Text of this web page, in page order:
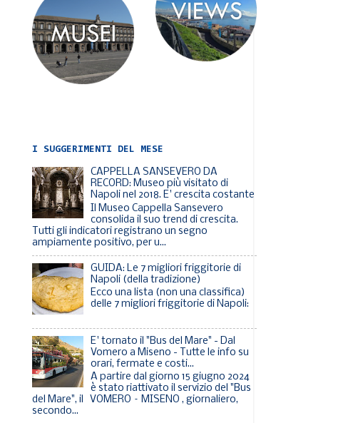
I SUGGERIMENTI DEL MESE
CAPPELLA SANSEVERO DA
RECORD: Museo più visitato di
Napoli nel 2018. E' crescita costante
Il Museo Cappella Sansevero
consolida il suo trend di crescita.
Tutti gli indicatori registrano un segno
ampiamente positivo, per u...
GUIDA: Le 7 migliori friggitorie di
Napoli (della tradizione)
Ecco una lista (non una classifica)
delle 7 migliori friggitorie di Napoli:
E' tornato il "Bus del Mare" - Dal
Vomero a Miseno - Tutte le info su
orari, fermate e costi...
A partire dal giorno 15 giugno 2024
è stato riattivato il servizio del "Bus
del Mare", il VOMERO – MISENO , giornaliero,
secondo...